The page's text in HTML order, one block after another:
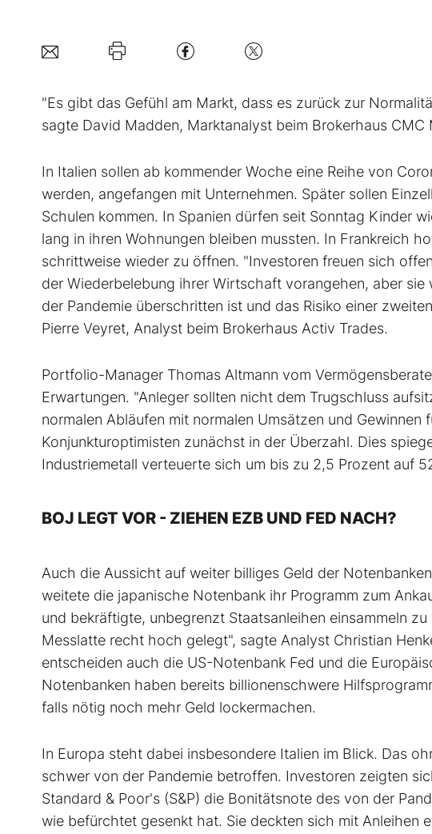
"Es gibt das Gefühl am Markt, dass es zurück zur
sagte David Madden, Marktanalyst beim Brokerhaus CMC
In Italien sollen ab kommender Woche eine Reihe von
werden, angefangen mit Unternehmen. Später sollen
Schulen kommen. In Spanien dürfen seit Sonntag Kinder
lang in ihren Wohnungen bleiben mussten. In Frankreich
schrittweise wieder zu öffnen. "Investoren freuen sich
der Wiederbelebung ihrer Wirtschaft vorangehen, aber
der Pandemie überschritten ist und das Risiko einer
Pierre Veyret, Analyst beim Brokerhaus Activ Trades.
Portfolio-Manager Thomas Altmann vom
Erwartungen. "Anleger sollten nicht dem Trugschluss
normalen Abläufen mit normalen Umsätzen und
Konjunkturoptimisten zunächst in der Überzahl. Dies
Industriemetall verteuerte sich um bis zu 2,5 Prozent auf
BOJ LEGT VOR - ZIEHEN EZB UND FED NACH?
Auch die Aussicht auf weiter billiges Geld der
weitete die japanische Notenbank ihr Programm zum
und bekräftigte, unbegrenzt Staatsanleihen einsammeln
Messlatte recht hoch gelegt", sagte Analyst Christian
entscheiden auch die US-Notenbank Fed und die
Notenbanken haben bereits billionenschwere
falls nötig noch mehr Geld lockermachen.
In Europa steht dabei insbesondere Italien im Blick. Das
schwer von der Pandemie betroffen. Investoren zeigten
Standard & Poor's (S&P) die Bonitätsnote des von der
wie befürchtet gesenkt hat. Sie deckten sich mit Anleihen